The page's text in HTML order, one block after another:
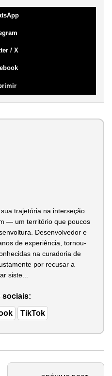
/ X
trajetória na interseção
— um território que poucos
Desenvolvedor e
de experiência, tornou-
na curadoria de
por recusar a
siste...
sociais:
TikTok